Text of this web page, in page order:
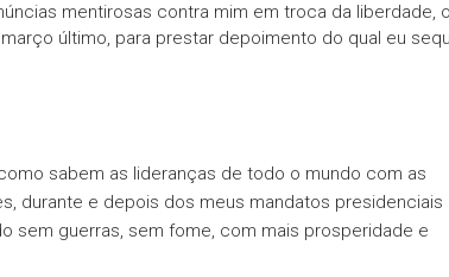
mentirosas contra mim em troca da liberdade,
último, para prestar depoimento do qual eu
sabem as lideranças de todo o mundo com as
durante e depois dos meus mandatos presidenciais
sem guerras, sem fome, com mais prosperidade e